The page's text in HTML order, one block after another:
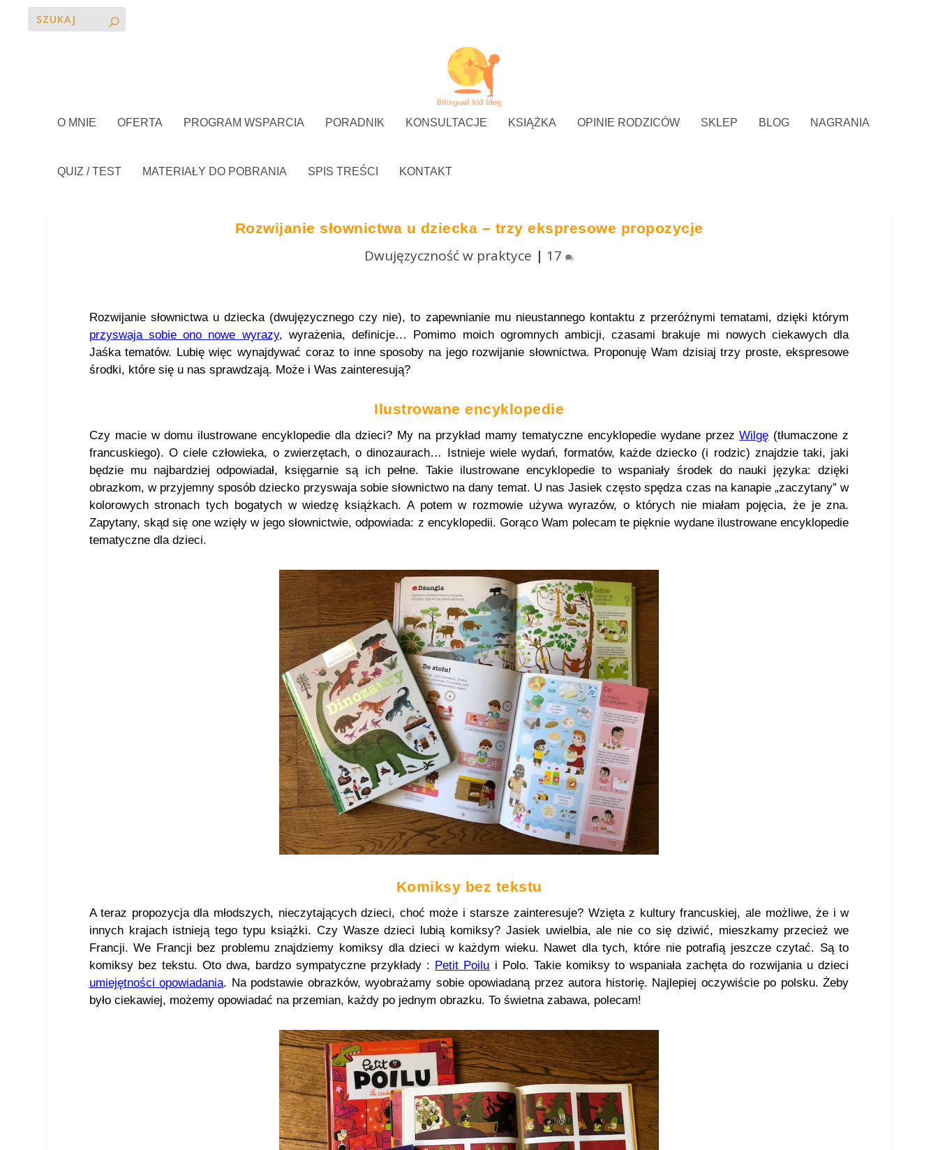
O MNIE OFERTA PROGRAM WSPARCIA PORADNIK KONSULTACJE KSIĄŻKA OPINIE RODZICÓW SKLEP BLOG NAGRANIA
QUIZ / TEST MATERIAŁY DO POBRANIA SPIS TREŚCI KONTAKT
Rozwijanie słownictwa u dziecka – trzy ekspresowe propozycje
Dwujęzyczność w praktyce | 17
Rozwijanie słownictwa u dziecka (dwujęzycznego czy nie), to zapewnianie mu nieustannego kontaktu z przeróżnymi tematami, dzięki którym
przyswaja sobie ono nowe wyrazy, wyrażenia, definicje… Pomimo moich ogromnych ambicji, czasami brakuje mi nowych ciekawych dla
Jaśka tematów. Lubię więc wynajdywać coraz to inne sposoby na jego rozwijanie słownictwa. Proponuję Wam dzisiaj trzy proste, ekspresowe
środki, które się u nas sprawdzają. Może i Was zainteresują?
Ilustrowane encyklopedie
Czy macie w domu ilustrowane encyklopedie dla dzieci? My na przykład mamy tematyczne encyklopedie wydane przezWilgę (tłumaczone z
francuskiego). O ciele człowieka, o zwierzętach, o dinozaurach… Istnieje wiele wydań, formatów, każde dziecko (i rodzic) znajdzie taki, jaki
będzie mu najbardziej odpowiadał, księgarnie są ich pełne. Takie ilustrowane encyklopedie to wspaniały środek do nauki języka: dzięki
obrazkom, w przyjemny sposób dziecko przyswaja sobie słownictwo na dany temat. U nas Jasiek często spędza czas na kanapie „zaczytany” w
kolorowych stronach tych bogatych w wiedzę książkach. A potem w rozmowie używa wyrazów, o których nie miałam pojęcia, że je zna.
Zapytany, skąd się one wzięły w jego słownictwie, odpowiada: z encyklopedii. Gorąco Wam polecam te pięknie wydane ilustrowane encyklopedie
tematyczne dla dzieci.
Komiksy bez tekstu
A teraz propozycja dla młodszych, nieczytających dzieci, choć może i starsze zainteresuje? Wzięta z kultury francuskiej, ale możliwe, że i w
innych krajach istnieją tego typu książki. Czy Wasze dzieci lubią komiksy? Jasiek uwielbia, ale nie co się dziwić, mieszkamy przecież we
Francji. We Francji bez problemu znajdziemy komiksy dla dzieci w każdym wieku. Nawet dla tych, które nie potrafią jeszcze czytać. Są to
komiksy bez tekstu. Oto dwa, bardzo sympatyczne przykłady : Petit Poilu i Polo. Takie komiksy to wspaniała zachęta do rozwijania u dzieci
umiejętności opowiadania. Na podstawie obrazków, wyobrażamy sobie opowiadaną przez autora historię. Najlepiej oczywiście po polsku. Żeby
było ciekawiej, możemy opowiadać na przemian, każdy po jednym obrazku. To świetna zabawa, polecam!